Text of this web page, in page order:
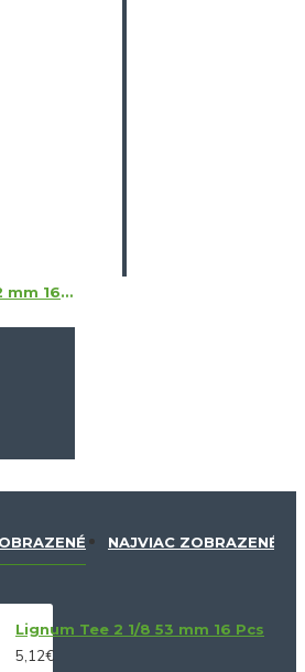
Lignum Tee 3 1/8 82 mm 16 Pcs
NAJVIAC ZOBRAZENÉ
Lignum Tee 2 1/8 53 mm 16 Pcs
5,12€